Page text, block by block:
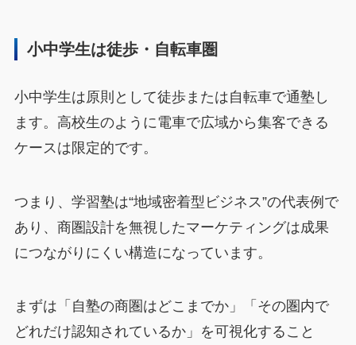
小中学生は徒歩・自転車圏
小中学生は原則として徒歩または自転車で通塾し
ます。高校生のように電車で広域から集客できる
ケースは限定的です。
つまり、学習塾は“地域密着型ビジネス”の代表例で
あり、商圏設計を無視したマーケティングは成果
につながりにくい構造になっています。
まずは「自塾の商圏はどこまでか」「その圏内で
どれだけ認知されているか」を可視化すること